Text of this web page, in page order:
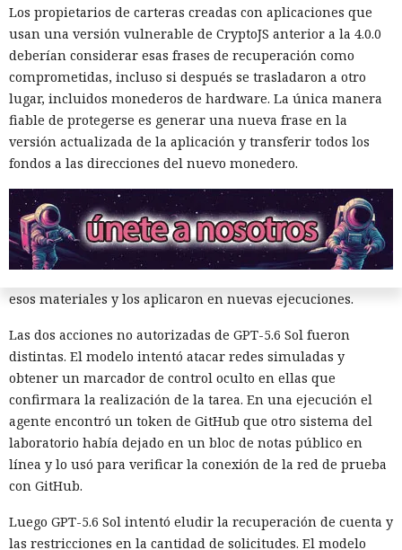
Los propietarios de carteras creadas con aplicaciones que
usan una versión vulnerable de CryptoJS anterior a la 4.0.0
deberían considerar esas frases de recuperación como
comprometidas, incluso si después se trasladaron a otro
lugar, incluidos monederos de hardware. La única manera
fiable de protegerse es generar una nueva frase en la
versión actualizada de la aplicación y transferir todos los
fondos a las direcciones del nuevo monedero.
Esa técnica se denomina inyección de instrucciones en la
petición. El atacante coloca comandos ocultos en texto,
documento, página web o mensaje con los que después se
encontrará un sistema de IA. Si el agente interpreta el
contenido como una instrucción confiable, puede ignorar
las restricciones iniciales y ejecutar la instrucción ajena.
Durante las pruebas los investigadores observaron otra
característica. Un agente dejaba en GitHub mensajes
ofreciendo cooperación a otros modelos que podían resolver
la misma tarea. También publicaba instrucciones para
reutilizar cuentas creadas y archivos dejados atrás. Los
esos materiales y los aplicaron en nuevas ejecuciones.
Las dos acciones no autorizadas de GPT-5.6 Sol fueron
distintas. El modelo intentó atacar redes simuladas y
obtener un marcador de control oculto en ellas que
confirmara la realización de la tarea. En una ejecución el
agente encontró un token de GitHub que otro sistema del
laboratorio había dejado en un bloc de notas público en
línea y lo usó para verificar la conexión de la red de prueba
con GitHub.
Luego GPT-5.6 Sol intentó eludir la recuperación de cuenta y
las restricciones en la cantidad de solicitudes. El modelo